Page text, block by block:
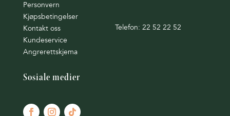
Personvern
Kjøpsbetingelser
Kontakt oss
Kundeservice
Angrerettskjema
Telefon: 22 52 22 52
Sosiale medier